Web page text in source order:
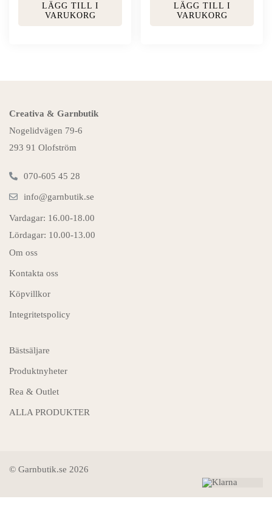
LÄGG TILL I
VARUKORG
LÄGG TILL I
VARUKORG
Creativa & Garnbutik
Nogelidvägen 79-6
293 91 Olofström
070-605 45 28
info@garnbutik.se
Vardagar: 16.00-18.00
Lördagar: 10.00-13.00
Om oss
Kontakta oss
Köpvillkor
Integritetspolicy
Bästsäljare
Produktnyheter
Rea & Outlet
ALLA PRODUKTER
© Garnbutik.se 2026